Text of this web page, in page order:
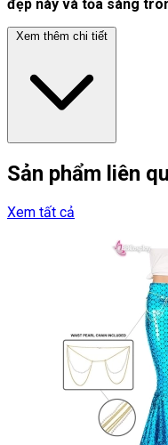
đẹp này và tỏa sáng
Xem thêm chi tiết
Sản phẩm liên
Xem tất cả